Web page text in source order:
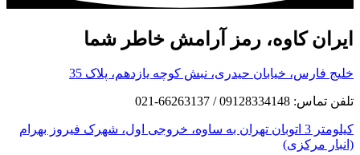
ایران کاوه، رمز آرامش خاطر شما
خلیج فارس، خیابان حیدری، نبش کوچه یازدهم، پلاک 35
تلفن تماس: 09128334148 / 66263137-021
کیلومتر 3 اتوبان تهران به ساوه، خروجی اول، شهرک فیروز بهرام
(انبار مرکزی)